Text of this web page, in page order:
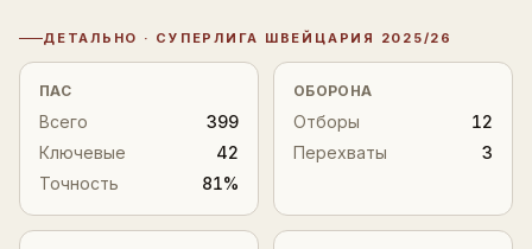
ДЕТАЛЬНО · СУПЕРЛИГА ШВЕЙЦАРИЯ 2025/26
Детальная статистика
ПАС
Всего
399
Ключевые
42
Точность
81%
ОБОРОНА
Отборы
12
Перехваты
3